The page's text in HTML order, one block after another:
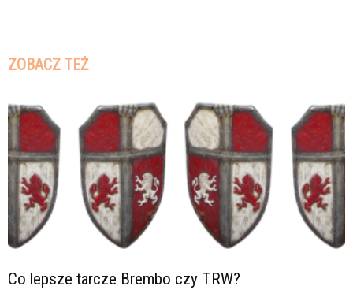
ZOBACZ TEŻ
Co lepsze tarcze Brembo czy TRW?